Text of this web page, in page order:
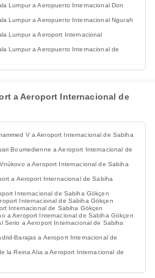
Lumpur a Aeropuerto Internacional Don
Lumpur a Aeropuerto Internacional Ngurah
Lumpur a Aeroport Internacional
Lumpur a Aeropuerto Internacional de
a Aeroport Internacional de
V a Aeroport Internacional de Sabiha
Boumedienne a Aeroport Internacional de
a Aeroport Internacional de Sabiha
a Aeroport Internacional de Sabiha
Internacional de Sabiha Gökçen
Internacional de Sabiha Gökçen
Internacional de Sabiha Gökçen
a Aeroport Internacional de Sabiha Gökçen
Serio a Aeroport Internacional de Sabiha
Barajas a Aeroport Internacional de
la Reina Alia a Aeroport Internacional de